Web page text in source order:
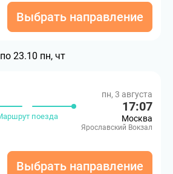
Выбрать направление
по 23.10 пн, чт
поезда
пн, 3 августа
17:07
Москва
Ярославский Вокзал
Выбрать направление